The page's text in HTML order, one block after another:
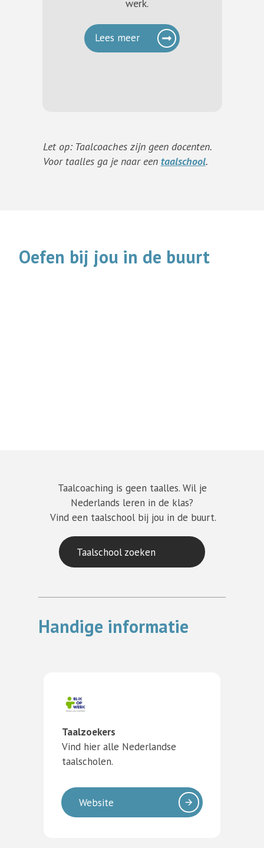
werk.
Lees meer
Let op: Taalcoaches zijn geen docenten.
Voor taalles ga je naar een taalschool.
Oefen bij jou in de buurt
Taalcoaching is geen taalles. Wil je
Nederlands leren in de klas?
Vind een taalschool bij jou in de buurt.
Taalschool zoeken
Handige informatie
Taalzoekers
Vind hier alle Nederlandse
taalscholen.
Website